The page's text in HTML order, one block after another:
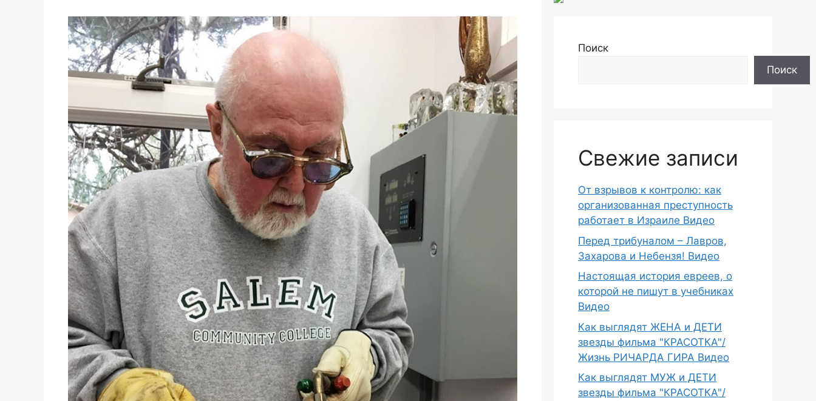
Поиск
Поиск
Свежие записи
От взрывов к контролю: как
организованная преступность
работает в Израиле Видео
Перед трибуналом – Лавров,
Захарова и Небензя! Видео
Настоящая история евреев, о
которой не пишут в учебниках
Видео
Как выглядят ЖЕНА и ДЕТИ
звезды фильма "КРАСОТКА"/
Жизнь РИЧАРДА ГИРА Видео
Как выглядят МУЖ и ДЕТИ
звезды фильма "КРАСОТКА"/